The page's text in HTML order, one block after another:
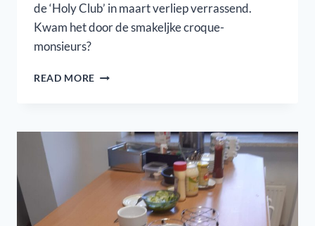
de ‘Holy Club’ in maart verliep verrassend.
Kwam het door de smakeljke croque-
monsieurs?
READ MORE DIT